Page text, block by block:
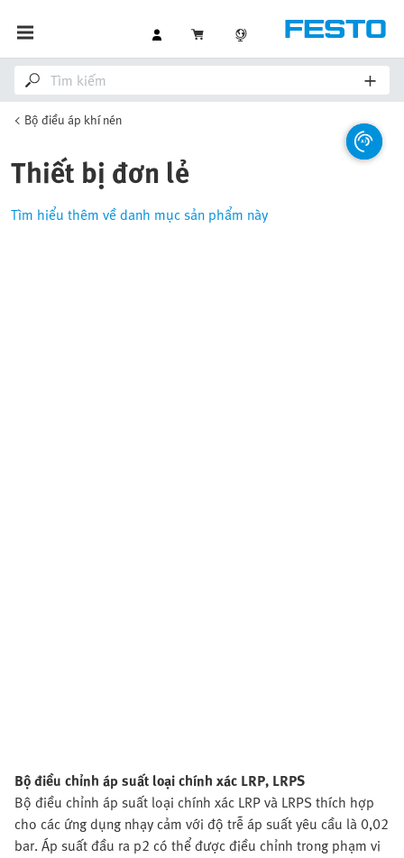
Bộ điều áp khí nén
Thiết bị đơn lẻ
Tìm hiểu thêm về danh mục sản phẩm này
Bộ điều chỉnh áp suất loại chính xác LRP, LRPS
Bộ điều chỉnh áp suất loại chính xác LRP và LRPS thích hợp
cho các ứng dụng nhạy cảm với độ trễ áp suất yêu cầu là 0,02
bar. Áp suất đầu ra p2 có thể được điều chỉnh trong phạm vi